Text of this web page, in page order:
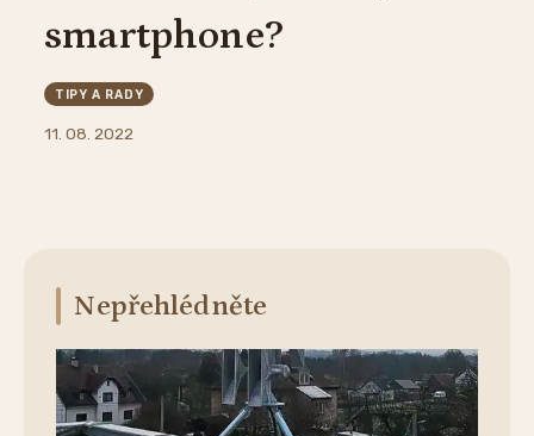
smartphone?
TIPY A RADY
11. 08. 2022
Nepřehlédněte